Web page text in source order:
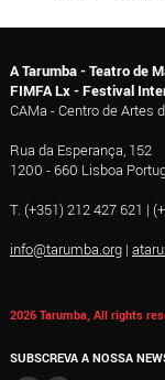
A Tarumba - Teatro de
FIMFA Lx - Festival
CAMa - Centro de Artes
Rua da Esperança, 152
1200 - 660 Lisboa
T. (+351) 212 427 621 |
info@tarumba.org|
2026 Tarumba, All rights
SUBSCREVA A NOSSA